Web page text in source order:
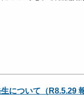
について（R8.5.29